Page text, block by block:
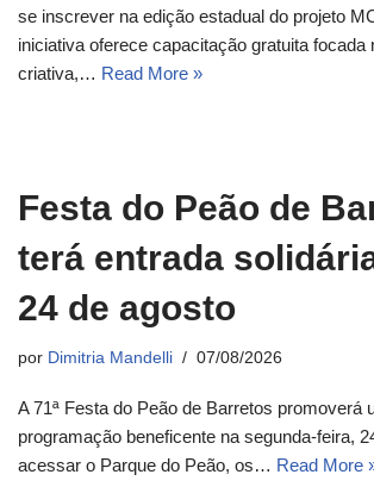
se inscrever na edição estadual do projeto
iniciativa oferece capacitação gratuita focada
criativa,… Read More »
Festa do Peão de
terá entrada
24 de agosto
por Dimitria Mandelli 07/08/2026
A 71ª Festa do Peão de Barretos promoverá
programação beneficente na segunda-feira,
acessar o Parque do Peão, os… Read More